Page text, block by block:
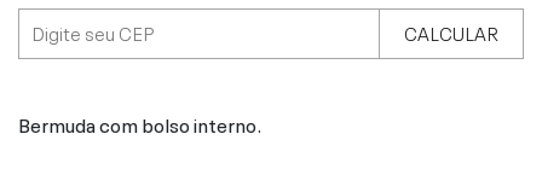
CALCULAR
Bermuda com bolso interno.